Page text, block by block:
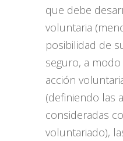
que debe
voluntaria
posibilidad de
seguro, a
acción
(definiendo las
consideradas
voluntariado),